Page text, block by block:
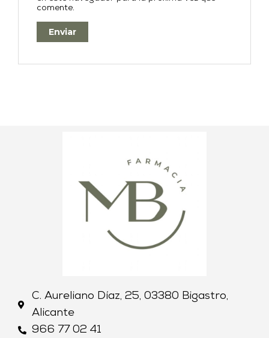
comente.
C. Aureliano Díaz, 25, 03380 Bigastro,
Alicante
966 77 02 41